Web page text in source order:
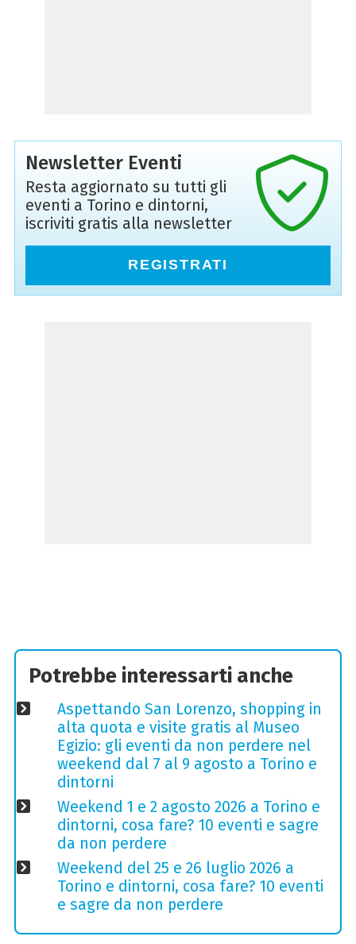
Newsletter Eventi
Resta aggiornato su tutti gli
eventi a Torino e dintorni,
iscriviti gratis alla newsletter
REGISTRATI
Potrebbe interessarti anche
Aspettando San Lorenzo, shopping in
alta quota e visite gratis al Museo
Egizio: gli eventi da non perdere nel
weekend dal 7 al 9 agosto a Torino e
dintorni
Weekend 1 e 2 agosto 2026 a Torino e
dintorni, cosa fare? 10 eventi e sagre
da non perdere
Weekend del 25 e 26 luglio 2026 a
Torino e dintorni, cosa fare? 10 eventi
e sagre da non perdere